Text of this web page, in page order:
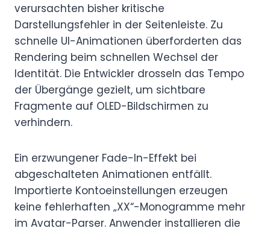
verursachten bisher kritische
Darstellungsfehler in der Seitenleiste. Zu
schnelle UI-Animationen überforderten das
Rendering beim schnellen Wechsel der
Identität. Die Entwickler drosseln das Tempo
der Übergänge gezielt, um sichtbare
Fragmente auf OLED-Bildschirmen zu
verhindern.
Ein erzwungener Fade-In-Effekt bei
abgeschalteten Animationen entfällt.
Importierte Kontoeinstellungen erzeugen
keine fehlerhaften „XX“-Monogramme mehr
im Avatar-Parser. Anwender installieren die